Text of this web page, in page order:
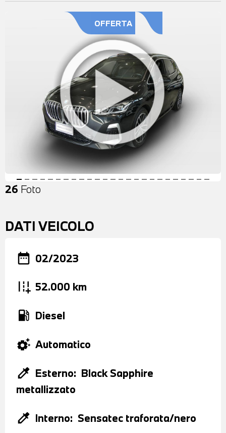
OFFERTA
26 Foto
DATI VEICOLO
date_range 02/2023
add_road 52.000 km
local_gas_station Diesel
settings_suggest Automatico
colorize Esterno: Black Sapphire
metallizzato
colorize Interno: Sensatec traforata/nero